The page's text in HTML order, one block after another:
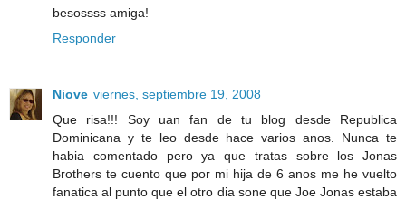
besossss amiga!
Responder
Niove viernes, septiembre 19, 2008
Que risa!!! Soy uan fan de tu blog desde Republica
Dominicana y te leo desde hace varios anos. Nunca te
habia comentado pero ya que tratas sobre los Jonas
Brothers te cuento que por mi hija de 6 anos me he vuelto
fanatica al punto que el otro dia sone que Joe Jonas estaba